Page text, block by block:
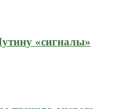
«сигналы»